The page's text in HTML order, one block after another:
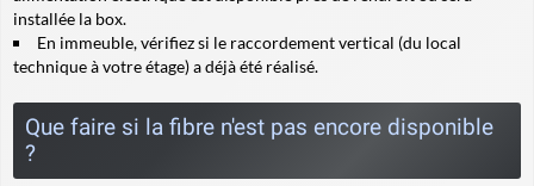
installée la box.
En immeuble, vérifiez si le raccordement vertical (du local
technique à votre étage) a déjà été réalisé.
Que faire si la fibre n'est pas encore disponible
?